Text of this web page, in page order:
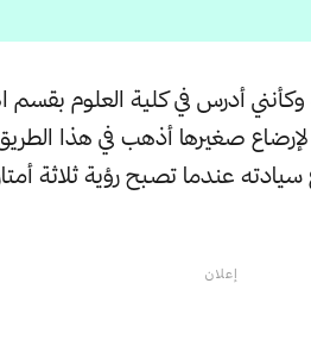
أدرس في كلية العلوم بقسم
صغيرها أذهب في هذا
عندما تصبح رؤية ثلاثة
إعلان